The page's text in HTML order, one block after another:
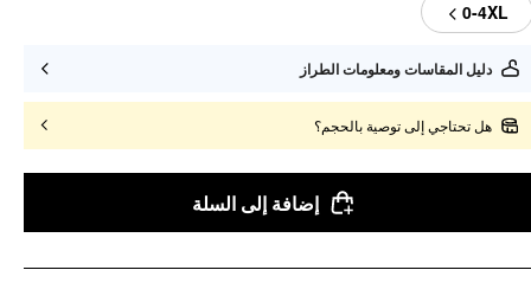
0-4XL
دليل المقاسات ومعلومات الطراز
هل تحتاجي إلى توصية بالحجم؟
إضافة إلى السلة